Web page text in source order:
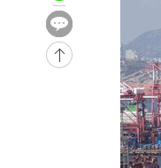
10시간 전 >
-23206초 전 >
이란 "호
-14253초 전 >
[속보]與
[속보]김
[속보]與
42.08%·宋 10.17%
이강인 "
[속보]與